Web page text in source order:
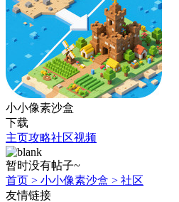
小小像素沙盒
下载
主页攻略社区视频
暂时没有帖子~
首页 > 小小像素沙盒 > 社区
友情链接